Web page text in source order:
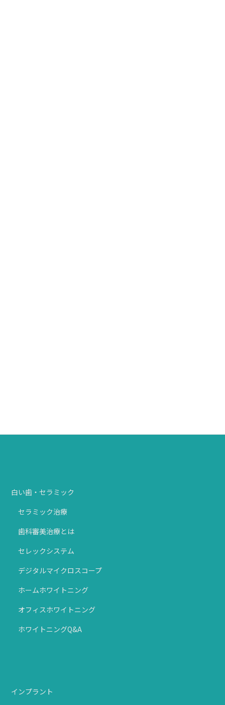
白い歯・セラミック
セラミック治療
歯科審美治療とは
セレックシステム
デジタルマイクロスコープ
ホームホワイトニング
オフィスホワイトニング
ホワイトニングQ&A
インプラント